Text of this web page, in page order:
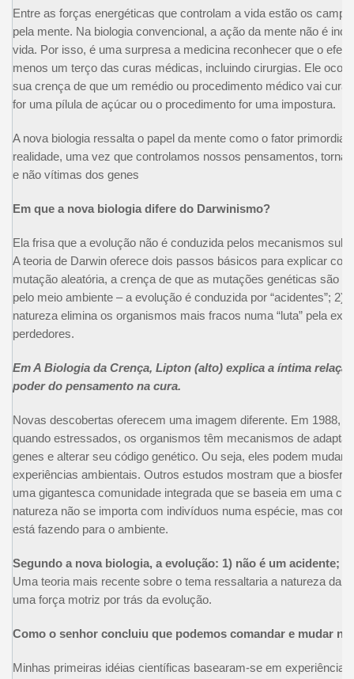
Entre as forças energéticas que controlam a vida estão os
pela mente. Na biologia convencional, a ação da mente não é
vida. Por isso, é uma surpresa a medicina reconhecer que o
menos um terço das curas médicas, incluindo cirurgias. Ele
sua crença de que um remédio ou procedimento médico vai
for uma pílula de açúcar ou o procedimento for uma impostura.
A nova biologia ressalta o papel da mente como o fator primordial
realidade, uma vez que controlamos nossos pensamentos,
e não vítimas dos genes
Em que a nova biologia difere do Darwinismo?
Ela frisa que a evolução não é conduzida pelos mecanismos
A teoria de Darwin oferece dois passos básicos para explicar
mutação aleatória, a crença de que as mutações genéticas são
pelo meio ambiente – a evolução é conduzida por “acidentes”; 2)
natureza elimina os organismos mais fracos numa “luta” pela
perdedores.
Em A Biologia da Crença, Lipton (alto) explica a íntima
poder do pensamento na cura.
Novas descobertas oferecem uma imagem diferente. Em 1988,
quando estressados, os organismos têm mecanismos de
genes e alterar seu código genético. Ou seja, eles podem mudar
experiências ambientais. Outros estudos mostram que a
uma gigantesca comunidade integrada que se baseia em uma
natureza não se importa com indivíduos numa espécie, mas
está fazendo para o ambiente.
Segundo a nova biologia, a evolução: 1) não é um acidente;
Uma teoria mais recente sobre o tema ressaltaria a natureza da
uma força motriz por trás da evolução.
Como o senhor concluiu que podemos comandar e mudar
Minhas primeiras idéias científicas basearam-se em